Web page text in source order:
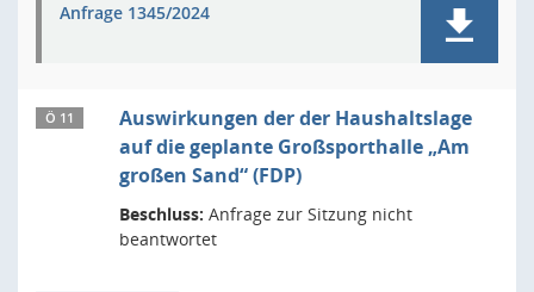
Anfrage 1345/2024
Ö 11
Auswirkungen der der Haushaltslage
auf die geplante Großsporthalle „Am
großen Sand“ (FDP)
Beschluss: Anfrage zur Sitzung nicht
beantwortet